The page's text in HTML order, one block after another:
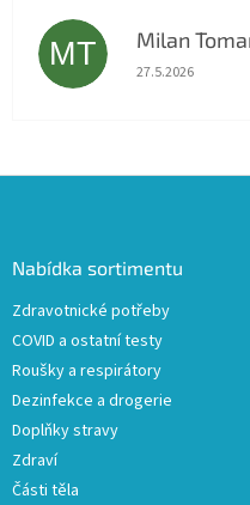
MT Milan
Hodnocení
27.5.2026
Nabídka sortimentu
Zdravotnické potřeby
COVID a ostatní testy
Roušky a respirátory
Dezinfekce a drogerie
Doplňky stravy
Zdraví
Části těla